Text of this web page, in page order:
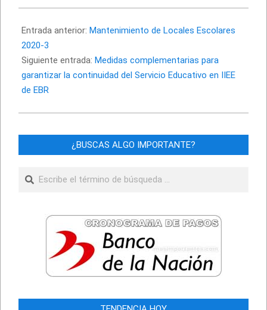
09-
10
Entrada anterior: Mantenimiento de Locales Escolares
2020-3
Siguiente entrada: Medidas complementarias para
garantizar la continuidad del Servicio Educativo en IIEE
de EBR
¿BUSCAS ALGO IMPORTANTE?
Buscar